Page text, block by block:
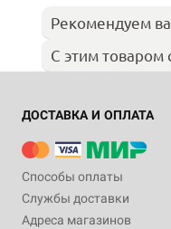
Рекомендуем
С этим товаром
ДОСТАВКА И ОПЛАТА
Способы оплаты
Службы доставки
Адреса магазинов